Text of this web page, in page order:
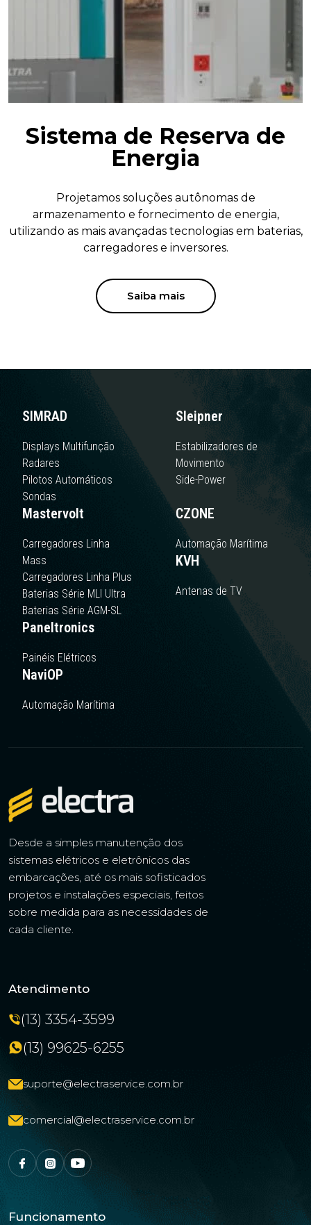
Sistema de Reserva de
Energia
Projetamos soluções autônomas de
armazenamento e fornecimento de energia,
utilizando as mais avançadas tecnologias em baterias,
carregadores e inversores.
Saiba mais
SIMRAD
Displays Multifunção
Radares
Pilotos Automáticos
Sondas
Sleipner
Estabilizadores de
Movimento
Side-Power
Mastervolt
Carregadores Linha
Mass
Carregadores Linha Plus
Baterias Série MLI Ultra
Baterias Série AGM-SL
CZONE
Automação Marítima
KVH
Antenas de TV
Paneltronics
Painéis Elétricos
NaviOP
Automação Marítima
Desde a simples manutenção dos
sistemas elétricos e eletrônicos das
embarcações, até os mais sofisticados
projetos e instalações especiais, feitos
sobre medida para as necessidades de
cada cliente.
Atendimento
(13) 3354-3599
(13) 99625-6255
suporte@electraservice.com.br
comercial@electraservice.com.br
Funcionamento